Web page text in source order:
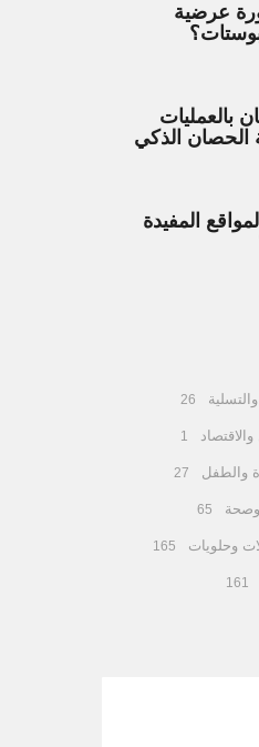
عرضية
بالعمليات
الحصان الذكي
المفيدة
26
والاقتصاد 1
والطفل 27
65
وحلويات 165
161